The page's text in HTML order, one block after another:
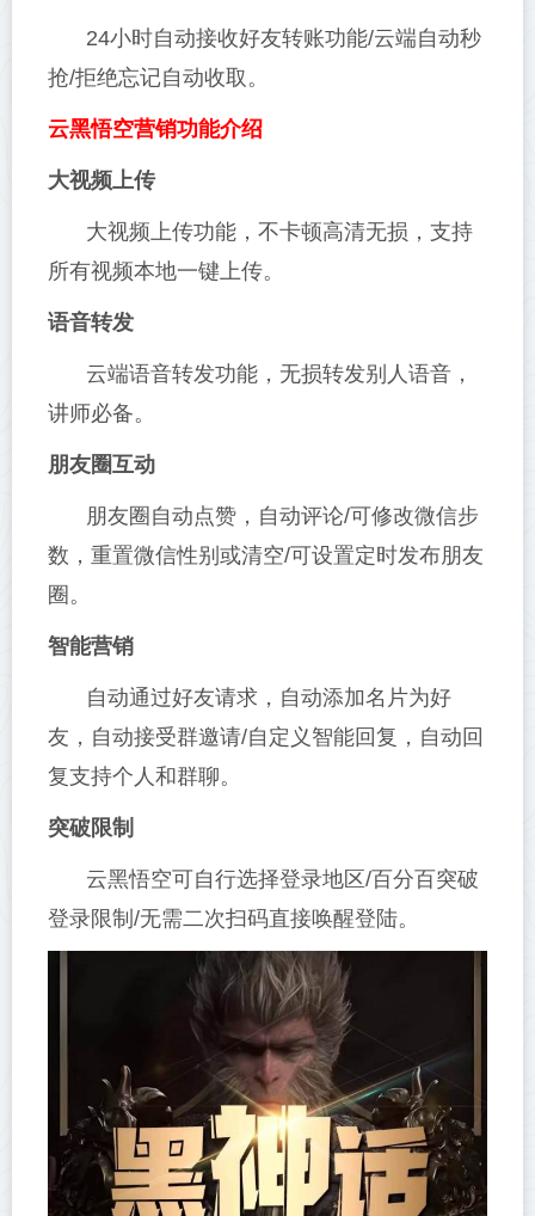
24小时自动接收好友转账功能/云端自动秒
抢/拒绝忘记自动收取。
云黑悟空营销功能介绍
大视频上传
大视频上传功能，不卡顿高清无损，支持
所有视频本地一键上传。
语音转发
云端语音转发功能，无损转发别人语音，
讲师必备。
朋友圈互动
朋友圈自动点赞，自动评论/可修改微信步
数，重置微信性别或清空/可设置定时发布朋友
圈。
智能营销
自动通过好友请求，自动添加名片为好
友，自动接受群邀请/自定义智能回复，自动回
复支持个人和群聊。
突破限制
云黑悟空可自行选择登录地区/百分百突破
登录限制/无需二次扫码直接唤醒登陆。